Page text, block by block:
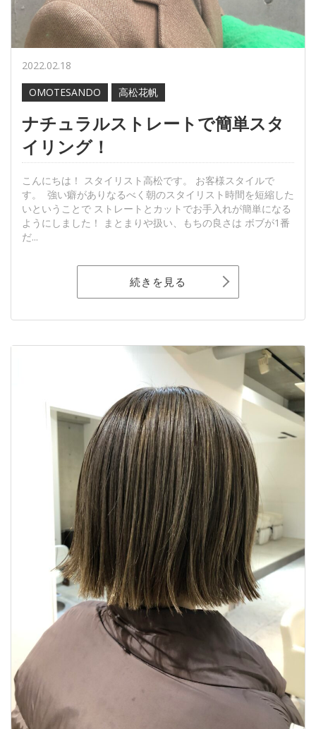
2022.02.18
OMOTESANDO
高松花帆
ナチュラルストレートで簡単スタ
イリング！
こんにちは！ スタイリスト高松です。 お客様スタイルで
す。 強い癖がありなるべく朝のスタイリスト時間を短縮した
いということで ストレートとカットでお手入れが簡単になる
ようにしました！ まとまりや扱い、もちの良さは ボブが1番
だ...
続きを見る